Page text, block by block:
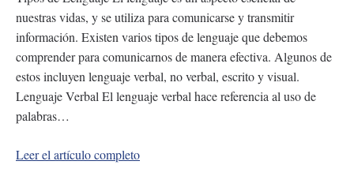
nuestras vidas, y se utiliza para comunicarse y transmitir
información. Existen varios tipos de lenguaje que debemos
comprender para comunicarnos de manera efectiva. Algunos de
estos incluyen lenguaje verbal, no verbal, escrito y visual.
Lenguaje Verbal El lenguaje verbal hace referencia al uso de
palabras…
Leer el artículo completo